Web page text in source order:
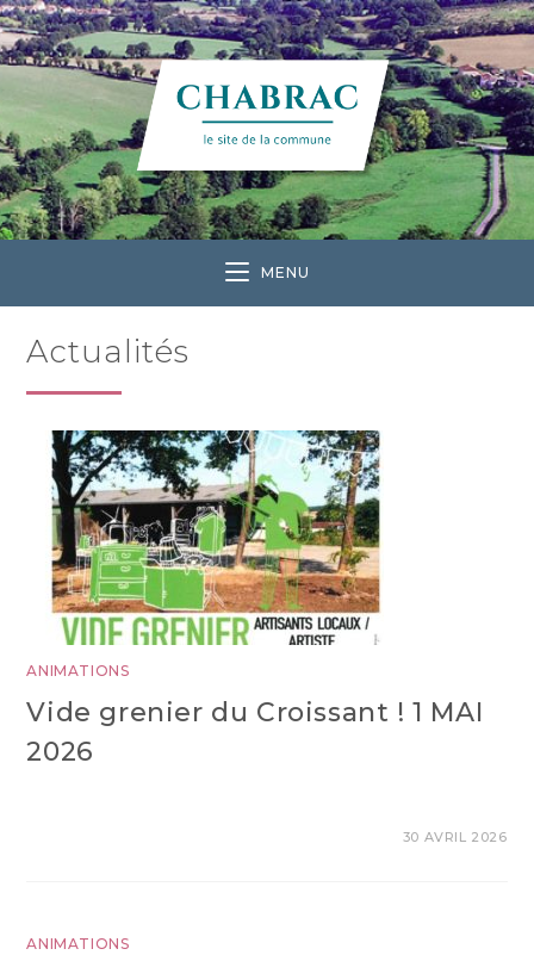
MENU
Actualités
ANIMATIONS
Vide grenier du Croissant ! 1 MAI
2026
30 AVRIL 2026
ANIMATIONS